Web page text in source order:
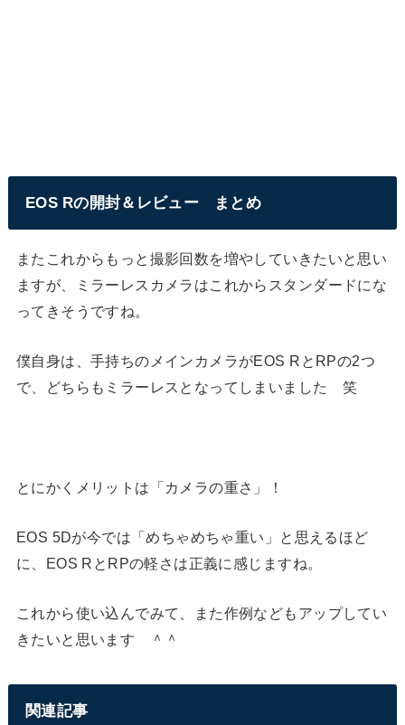
EOS Rの開封＆レビュー まとめ
またこれからもっと撮影回数を増やしていきたいと思い
ますが、ミラーレスカメラはこれからスタンダードにな
ってきそうですね。
僕自身は、手持ちのメインカメラがEOS RとRPの2つ
で、どちらもミラーレスとなってしまいました 笑
とにかくメリットは「カメラの重さ」！
EOS 5Dが今では「めちゃめちゃ重い」と思えるほど
に、EOS RとRPの軽さは正義に感じますね。
これから使い込んでみて、また作例などもアップしてい
きたいと思います ＾＾
関連記事